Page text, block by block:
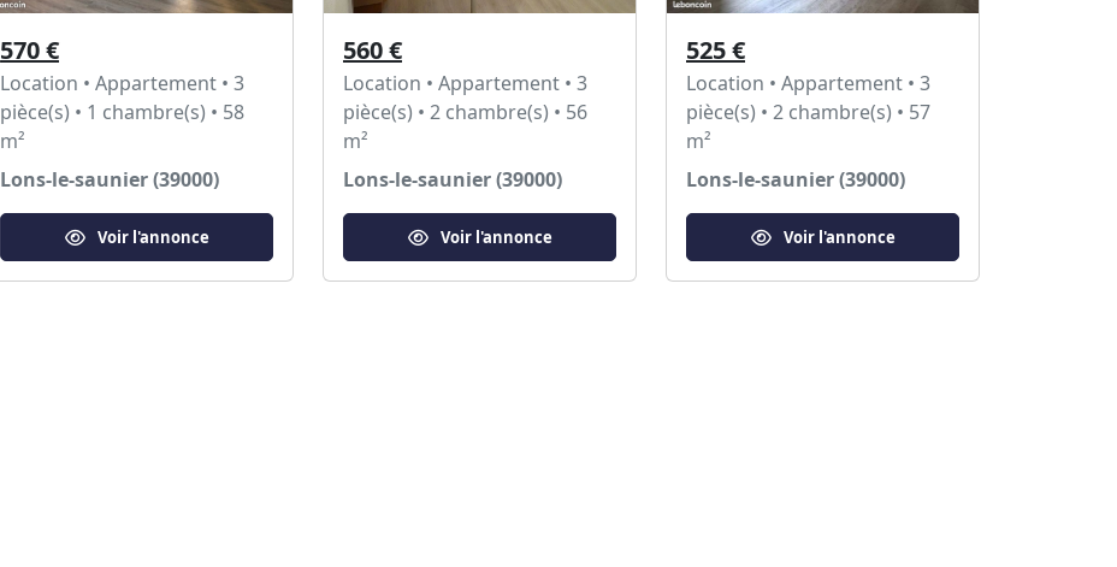
570 €
Location • Appartement • 3
pièce(s) • 1 chambre(s) • 58
m²
Lons-le-saunier (39000)
Voir l'annonce
560 €
Location • Appartement • 3
pièce(s) • 2 chambre(s) • 56
m²
Lons-le-saunier (39000)
Voir l'annonce
525 €
Location • Appartement • 3
pièce(s) • 2 chambre(s) • 57
m²
Lons-le-saunier (39000)
Voir l'annonce